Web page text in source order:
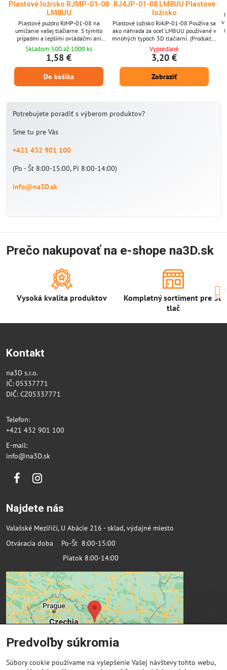
Plastové ložisko RJMP-01-08
LM8UU
Plastové puzdro RJMP-01-08 na
umlčanie vašej tlačiarne. S týmito
prípadmi a lepšími ovládačmi ani
neviete, že tlačiareň je v prevádzke.
(Produkt si môžete objednať po 1 kuse,
fotografia je iba ilustratívna.)
Skladom 500 až 1000 ks
1,58 €
Do košíka
RJ4JP-01-08 LM8UU Plastové
ložisko
Plastové ložisko RJ4JP-01-08 Používa sa
ako náhrada za oceľ LM8UU používané v
mnohých typoch 3D tlačiarní. (Produkt si
môžete objednať po 1 kuse, fotografia je
iba ilustratívna.)
Vypredané
3,20 €
Zobraziť
Potrebujete poradiť s výberom produktov?
Sme tu pre Vás
+421 432 901 100
(Po - Št 8:00-15:00, Pi 8:00-14:00)
info@na3D.sk
Prečo nakupovať na e-shope na3D.sk
Vysoká kvalita produktov
Kompletný sortiment pre 3D
tlač
Kontakt
na3D s.r.o.
IČ: 05337771
DIČ: CZ05337771
Telefon:
+421 432 901 100
E-mail:
info@na3D.sk
FacebookInstagram
Najdete nás
Valašské Meziříčí, U Abácie 216 - sklad, výdajné miesto
Otváracia doba Po-Št 8:00-15:00
Piatok 8:00-14:00
Predvoľby súkromia
Súbory cookie používame na vylepšenie Vašej návštevy tohto webu,